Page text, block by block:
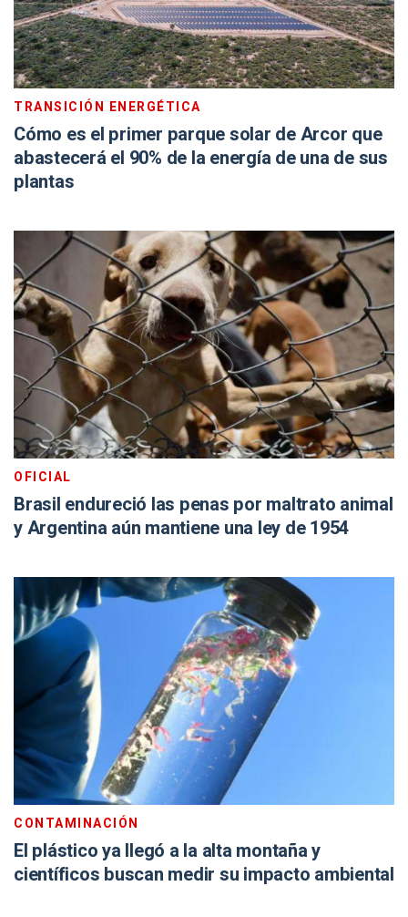
TRANSICIÓN ENERGÉTICA
Cómo es el primer parque solar de Arcor que
abastecerá el 90% de la energía de una de sus
plantas
OFICIAL
Brasil endureció las penas por maltrato animal
y Argentina aún mantiene una ley de 1954
CONTAMINACIÓN
El plástico ya llegó a la alta montaña y
científicos buscan medir su impacto ambiental